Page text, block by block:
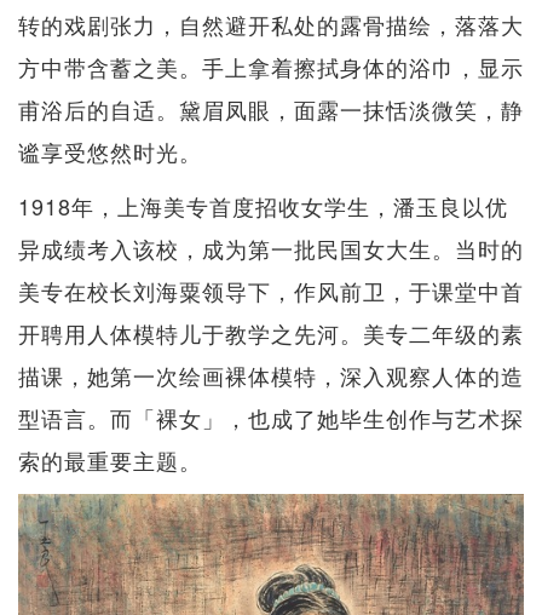
转的戏剧张力，自然避开私处的露骨描绘，落落大
方中带含蓄之美。手上拿着擦拭身体的浴巾，显示
甫浴后的自适。黛眉凤眼，面露一抹恬淡微笑，静
谧享受悠然时光。
1918年，上海美专首度招收女学生，潘玉良以优
异成绩考入该校，成为第一批民国女大生。当时的
美专在校长刘海粟领导下，作风前卫，于课堂中首
开聘用人体模特儿于教学之先河。美专二年级的素
描课，她第一次绘画裸体模特，深入观察人体的造
型语言。而「裸女」，也成了她毕生创作与艺术探
索的最重要主题。